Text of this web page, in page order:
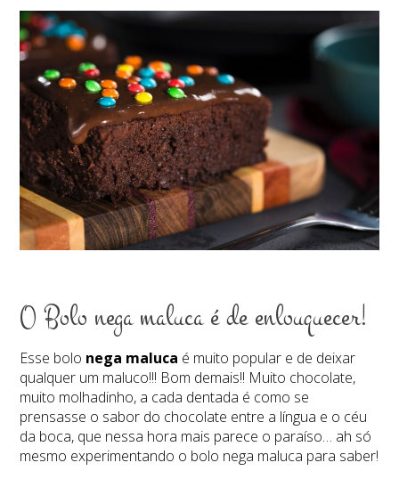
O Bolo nega maluca é de enlouquecer!
Esse bolo nega maluca é muito popular e de deixar
qualquer um maluco!!! Bom demais!! Muito chocolate,
muito molhadinho, a cada dentada é como se
prensasse o sabor do chocolate entre a língua e o céu
da boca, que nessa hora mais parece o paraíso… ah só
mesmo experimentando o bolo nega maluca para saber!